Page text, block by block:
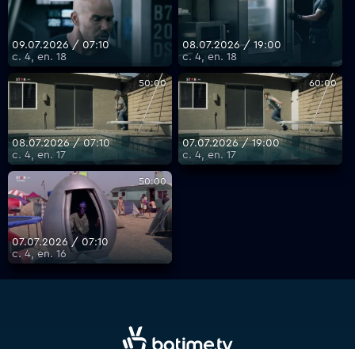
VOYO
09.07.2026 / 07:10
с. 4, еп. 18
08.07.2026 / 19:00
с. 4, еп. 18
50:00
08.07.2026 / 07:10
с. 4, еп. 17
60:00
07.07.2026 / 19:00
с. 4, еп. 17
50:00
07.07.2026 / 07:10
с. 4, еп. 16